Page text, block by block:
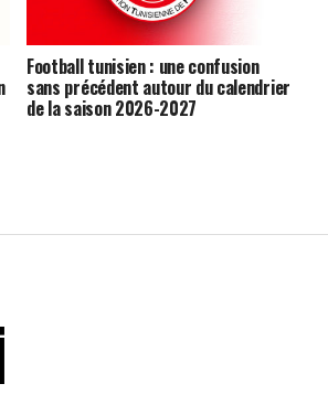
Football tunisien : une confusion
sans précédent autour du calendrier
de la saison 2026-2027